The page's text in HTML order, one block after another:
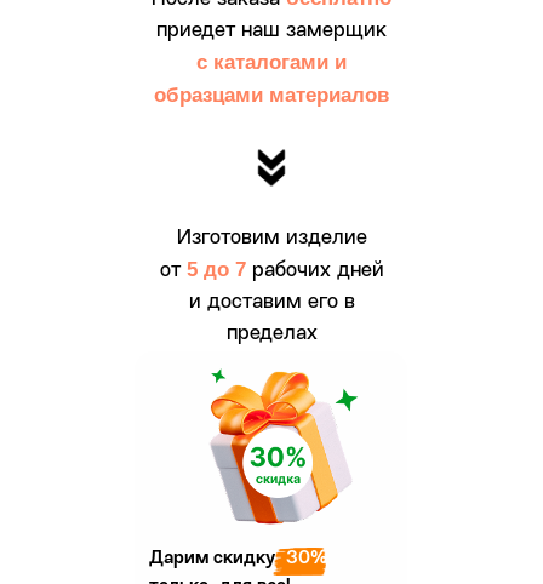
Дарим скидку 30%
приедет наш замерщик
с каталогами и
образцами материалов
Изготовим изделие
от 5 до 7рабочих дней
и доставим его в
пределах
г. Москвы и МО
бесплатно
профессиональные